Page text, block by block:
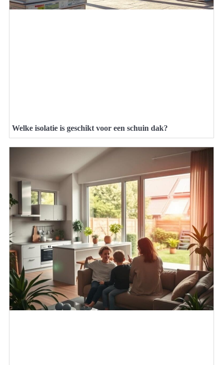
Welke isolatie is geschikt voor een schuin dak?